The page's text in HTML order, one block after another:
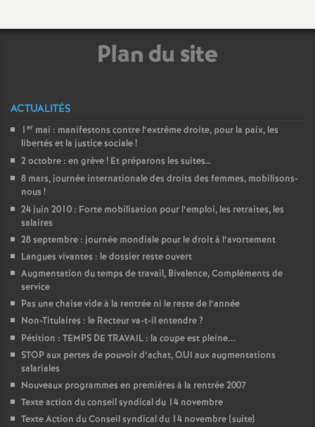
r
é
n
s
o
u
r
s
Plan du site
ACTUALITÉS
1 er mai : manifestons contre l’extrême droite, pour la paix, les
libertés et la justice sociale!
2 octobre : en grève! Et préparons les suites…
8 mars, journée internationale des droits des femmes, mobilisons-
nous !
24 juin 2010 : Forte mobilisation pour l’emploi, les retraites, les
salaires
28 septembre : journée mondiale pour le droit à l’avortement
Langues vivantes : le dossier reste ouvert
Augmentation du temps de travail, Bivalence, Compléments de
service
Pas une chaise vide à la rentrée ni le reste de l’année
Non-Titulaires : le Recteur va-t-il entendre?
Pétition : TEMPS DE TRAVAIL : la coupe est pleine...
STOP aux pertes de pouvoir d’achat, OUI aux augmentations
salariales
Nouveaux programmes en premières à la rentrée 2007
Texte action du conseil syndical du 14 novembre
Texte Action du Conseil syndical du 14 novembre (suite)